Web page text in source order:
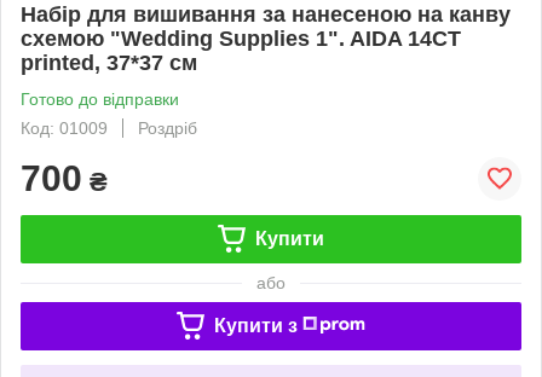
Набір для вишивання за нанесеною на канву
схемою "Wedding Supplies 1". AIDA 14CT
printed, 37*37 см
Готово до відправки
Код: 01009
Роздріб
700 ₴
Купити
або
Купити з